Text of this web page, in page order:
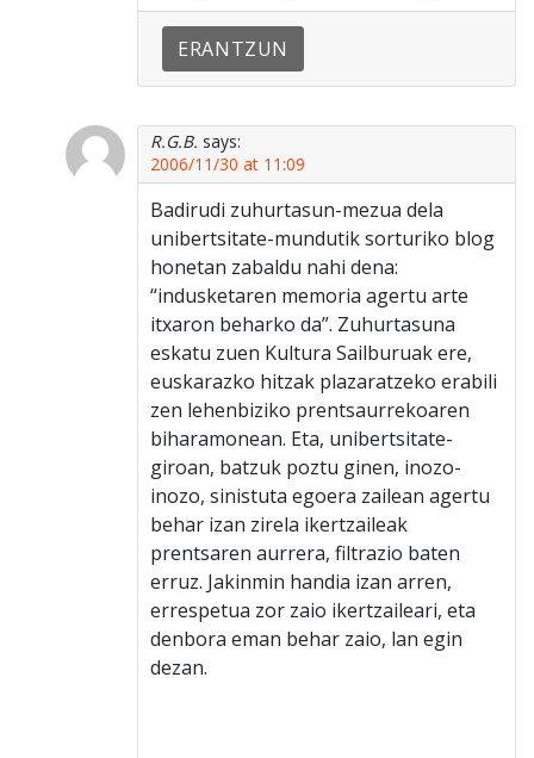
ERANTZUN
R.G.B. says:
2006/11/30 at 11:09
Badirudi zuhurtasun-mezua dela
unibertsitate-mundutik sorturiko blog
honetan zabaldu nahi dena:
“indusketaren memoria agertu arte
itxaron beharko da”. Zuhurtasuna
eskatu zuen Kultura Sailburuak ere,
euskarazko hitzak plazaratzeko erabili
zen lehenbiziko prentsaurrekoaren
biharamonean. Eta, unibertsitate-
giroan, batzuk poztu ginen, inozo-
inozo, sinistuta egoera zailean agertu
behar izan zirela ikertzaileak
prentsaren aurrera, filtrazio baten
erruz. Jakinmin handia izan arren,
errespetua zor zaio ikertzaileari, eta
denbora eman behar zaio, lan egin
dezan.